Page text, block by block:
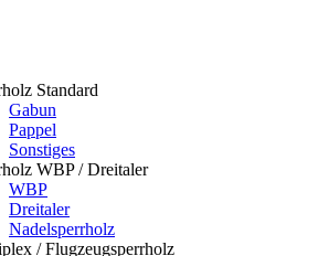
Standard
Gabun
Pappel
Sonstiges
WBP / Dreitaler
WBP
Dreitaler
Nadelsperrholz
/ Flugzeugsperrholz